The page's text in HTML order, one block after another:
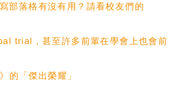
部落格有沒有用？請看校友們的
trial，甚至許多前輩在學會上也會前
的「傑出榮耀」